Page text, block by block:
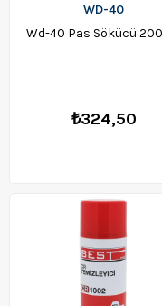
WD-40
Wd-40 Pas Sökücü
₺324,50